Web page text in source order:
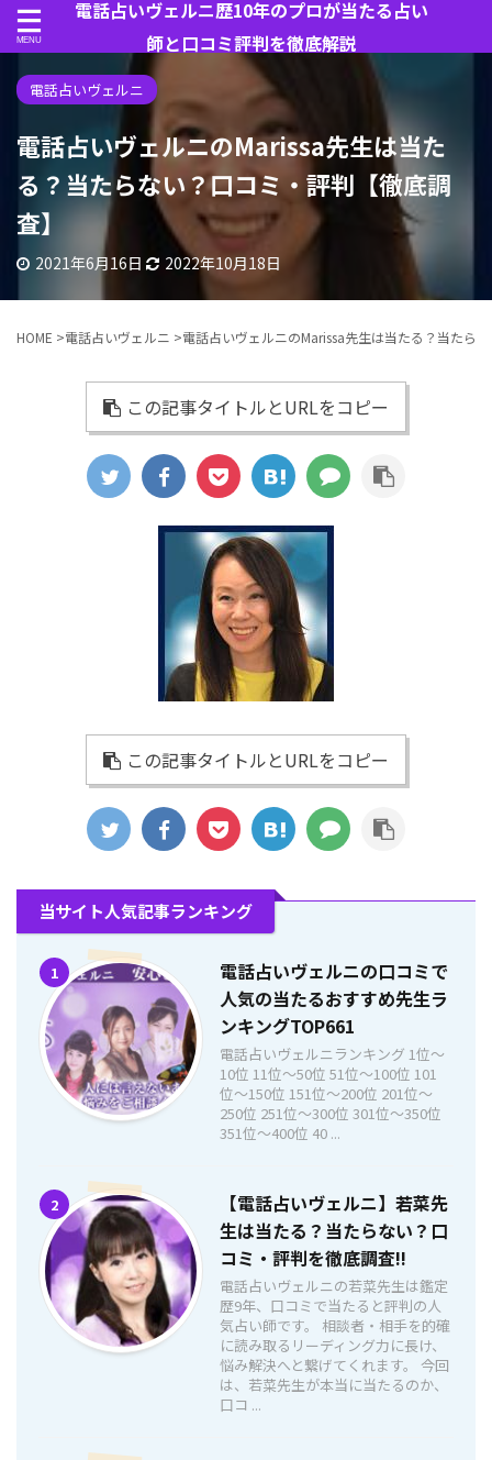
電話占いヴェルニ歴10年のプロが当たる占い
師と口コミ評判を徹底解説
電話占いヴェルニ
電話占いヴェルニのMarissa先生は当た
る？当たらない？口コミ・評判【徹底調
査】
2021年6月16日 2022年10月18日
HOME >電話占いヴェルニ >電話占いヴェルニのMarissa先生は当たる？当たら
この記事タイトルとURLをコピー
この記事タイトルとURLをコピー
当サイト人気記事ランキング
1
電話占いヴェルニの口コミで
人気の当たるおすすめ先生ラ
ンキングTOP661
電話占いヴェルニランキング 1位〜
10位 11位〜50位 51位〜100位 101
位〜150位 151位〜200位 201位〜
250位 251位〜300位 301位〜350位
351位〜400位 40 ...
2
【電話占いヴェルニ】若菜先
生は当たる？当たらない？口
コミ・評判を徹底調査!!
電話占いヴェルニの若菜先生は鑑定
歴9年、口コミで当たると評判の人
気占い師です。 相談者・相手を的確
に読み取るリーディング力に長け、
悩み解決へと繋げてくれます。 今回
は、若菜先生が本当に当たるのか、
口コ ...